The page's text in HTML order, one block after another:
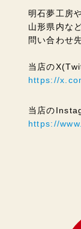
明石夢工房
山形県内な
問い合わせ
当店の
https://
当店の
https://